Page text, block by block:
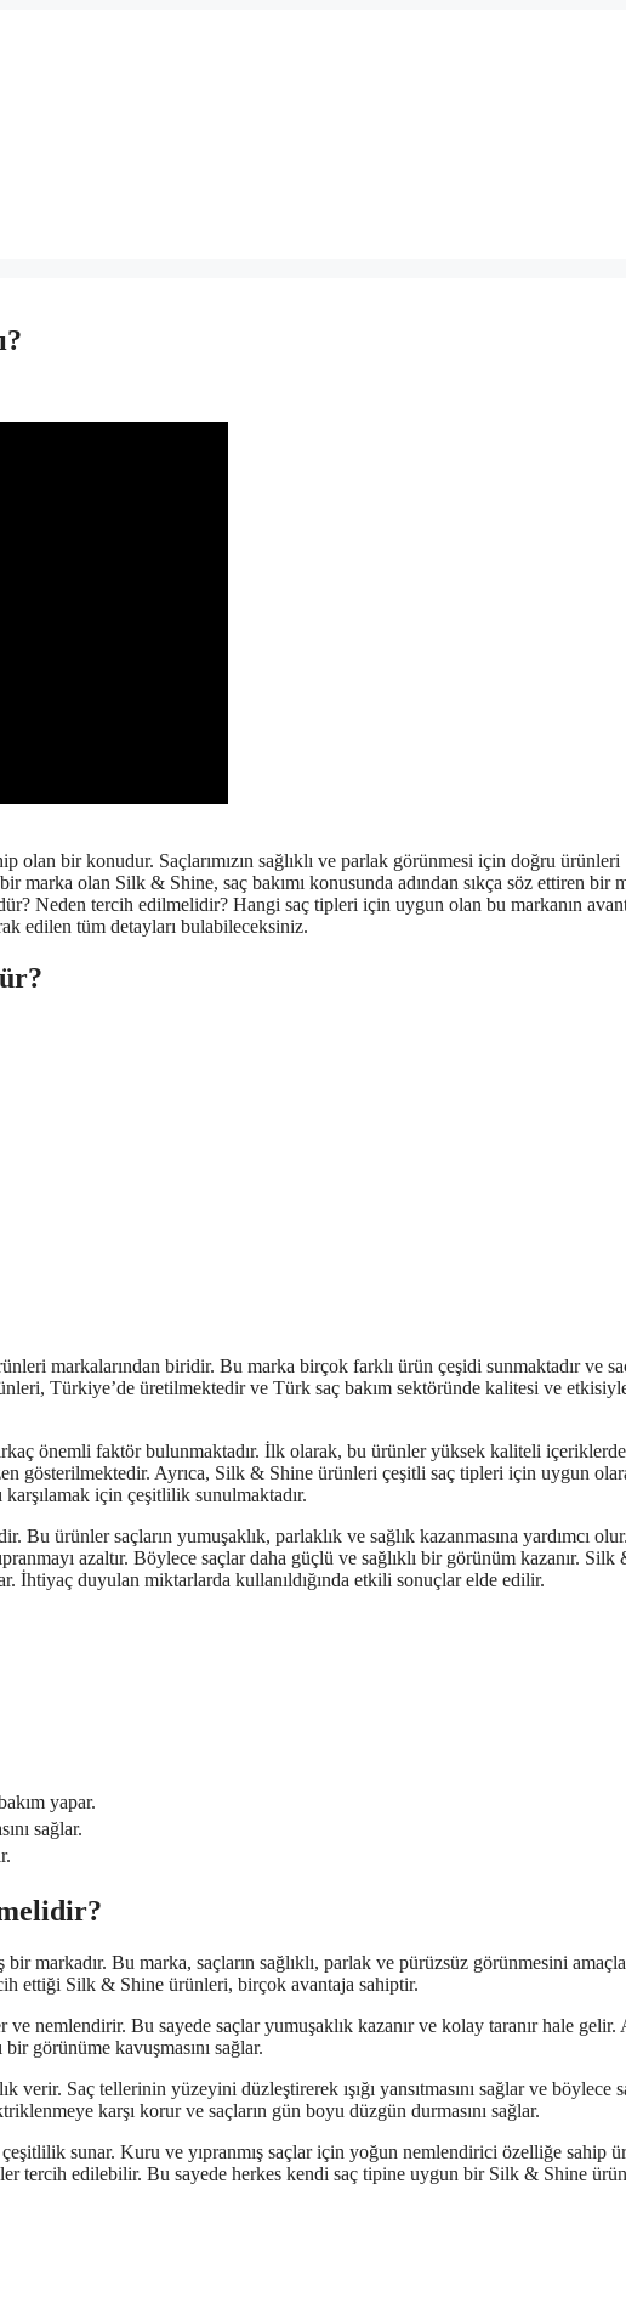
olan bir konudur. Saçlarımızın sağlıklı ve parlak görünmesi için doğru ürünleri
marka olan Silk & Shine, saç bakımı konusunda adından sıkça söz ettiren bir
Neden tercih edilmelidir? Hangi saç tipleri için uygun olan bu markanın
edilen tüm detayları bulabileceksiniz.
markalarından biridir. Bu marka birçok farklı ürün çeşidi sunmaktadır ve
Türkiye’de üretilmektedir ve Türk saç bakım sektöründe kalitesi ve
önemli faktör bulunmaktadır. İlk olarak, bu ürünler yüksek kaliteli
gösterilmektedir. Ayrıca, Silk & Shine ürünleri çeşitli saç tipleri için uygun
için çeşitlilik sunulmaktadır.
ürünler saçların yumuşaklık, parlaklık ve sağlık kazanmasına yardımcı
azaltır. Böylece saçlar daha güçlü ve sağlıklı bir görünüm kazanır. Silk
İhtiyaç duyulan miktarlarda kullanıldığında etkili sonuçlar elde edilir.
yapar.
sağlar.
markadır. Bu marka, saçların sağlıklı, parlak ve pürüzsüz görünmesini
ettiği Silk & Shine ürünleri, birçok avantaja sahiptir.
nemlendirir. Bu sayede saçlar yumuşaklık kazanır ve kolay taranır hale gelir.
bir görünüme kavuşmasını sağlar.
Saç tellerinin yüzeyini düzleştirerek ışığı yansıtmasını sağlar ve böylece
karşı korur ve saçların gün boyu düzgün durmasını sağlar.
sunar. Kuru ve yıpranmış saçlar için yoğun nemlendirici özelliğe sahip
tercih edilebilir. Bu sayede herkes kendi saç tipine uygun bir Silk & Shine